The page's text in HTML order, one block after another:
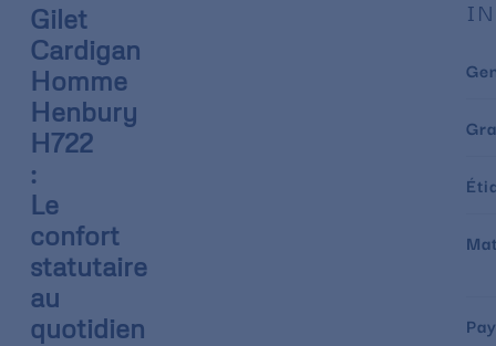
Gilet
Cardigan
Homme
Henbury
H722
:
Le
confort
statutaire
au
quotidien